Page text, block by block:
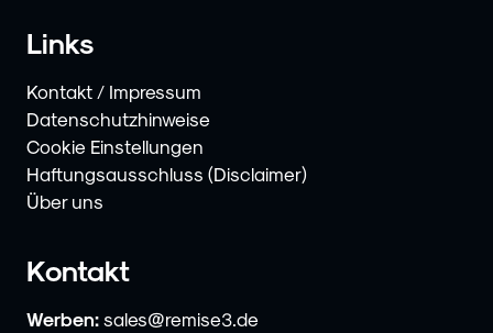
Links
Kontakt / Impressum
Datenschutzhinweise
Cookie Einstellungen
Haftungsausschluss (Disclaimer)
Über uns
Kontakt
Werben: sales@remise3.de